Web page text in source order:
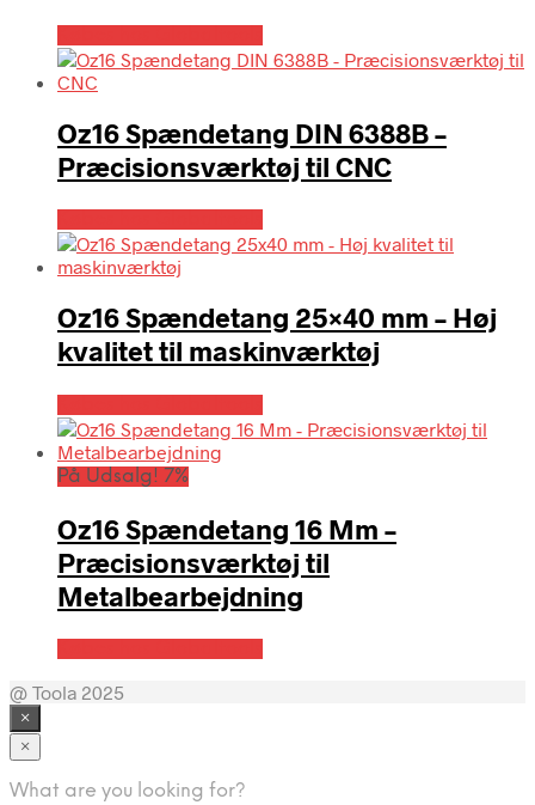
Oz16 Spændetang DIN 6388B –
Præcisionsværktøj til CNC
Oz16 Spændetang 25×40 mm – Høj
kvalitet til maskinværktøj
På Udsalg! 7%
Oz16 Spændetang 16 Mm –
Præcisionsværktøj til
Metalbearbejdning
@ Toola 2025
×
×
What are you looking for?